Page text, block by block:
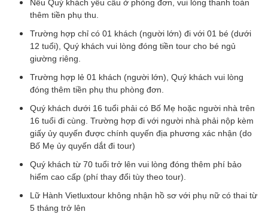
Nếu Quý khách yêu cầu ở phòng đơn, vui lòng thanh toán
thêm tiền phụ thu.
Trường hợp chỉ có 01 khách (người lớn) đi với 01 bé (dưới
12 tuổi), Quý khách vui lòng đóng tiền tour cho bé ngủ
giường riêng.
Trường hợp lẻ 01 khách (người lớn), Quý khách vui lòng
đóng thêm tiền phụ thu phòng đơn.
Quý khách dưới 16 tuổi phải có Bố Mẹ hoặc người nhà trên
16 tuổi đi cùng. Trường hợp đi với người nhà phải nộp kèm
giấy ủy quyến được chính quyến địa phương xác nhận (do
Bố Mẹ ủy quyến dắt đi tour)
Quý khách từ 70 tuổi trở lên vui lòng đóng thêm phí bảo
hiểm cao cấp (phí thay đổi tùy theo tour).
Lữ Hành Vietluxtour không nhận hồ sơ với phụ nữ có thai từ
5 tháng trở lên